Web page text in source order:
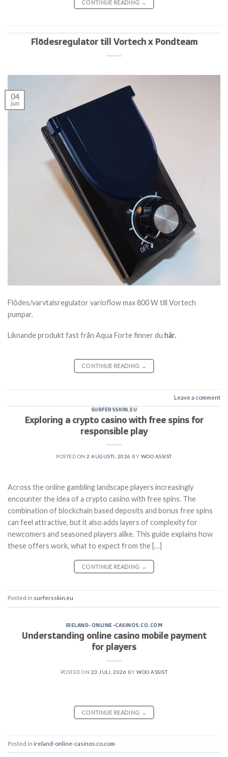
CONTINUE READING →
Flödesregulator till Vortech x Pondteam
04
jun
Flödes/varvtalsregulator varioflow max 800 W till Vortech
pumpar.
Liknande produkt fast från Aqua Forte finner du här.
CONTINUE READING →
Leave a comment
SURFERSSKIN.EU
Exploring a crypto casino with free spins for
responsible play
POSTED ON2 AUGUSTI, 2026 BY WOO ASSIST
Across the online gambling landscape players increasingly
encounter the idea of a crypto casino with free spins. The
combination of blockchain based deposits and bonus free spins
can feel attractive, but it also adds layers of complexity for
newcomers and seasoned players alike. This guide explains how
these offers work, what to expect from the […]
CONTINUE READING →
Posted in surfersskin.eu
IRELAND-ONLINE-CASINOS.CO.COM
Understanding online casino mobile payment
for players
POSTED ON 23 JULI, 2026 BYWOO ASSIST
CONTINUE READING →
Posted in ireland-online-casinos.co.com